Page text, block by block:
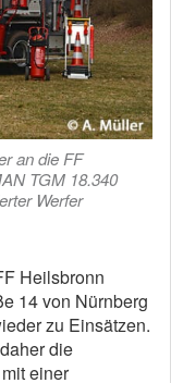
an die FF
TGM 18.340
Werfer
Heilsbronn
14 von Nürnberg
zu Einsätzen.
die
einer